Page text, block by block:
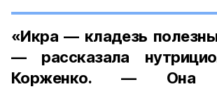
«Икра — кладезь
— рассказала
Корженко. — Она